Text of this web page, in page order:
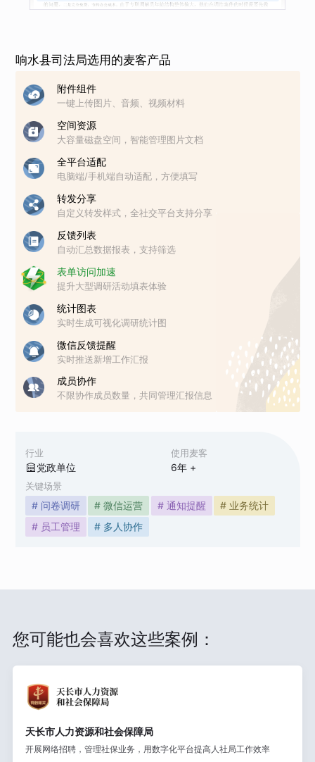
行业
党政单位
使用麦客
6年 +
关键场景
# 问卷调研 # 微信运营 # 通知提醒
# 业务统计
# 员工管理
# 多人协作
成果
响水县司法局选用的麦客产品
附件组件
一键上传图片、音频、视频材料
空间资源
大容量磁盘空间，智能管理图片文档
全平台适配
电脑端/手机端自动适配，方便填写
转发分享
自定义转发样式，全社交平台支持分享
反馈列表
自动汇总数据报表，支持筛选
表单访问加速
提升大型调研活动填表体验
统计图表
实时生成可视化调研统计图
微信反馈提醒
实时推送新增工作汇报
成员协作
不限协作成员数量，共同管理汇报信息
您可能也会喜欢这些案例：
天长市人力资源和社会保障局
开展网络招聘，管理社保业务，用数字化平台提高人社局工作效率